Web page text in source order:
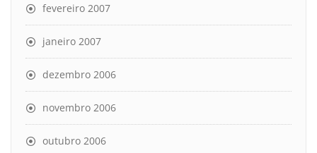
fevereiro 2007
janeiro 2007
dezembro 2006
novembro 2006
outubro 2006